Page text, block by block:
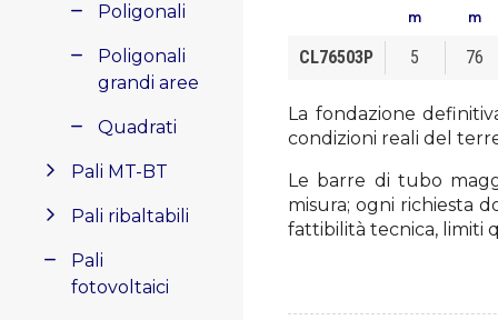
Poligonali
Poligonali
grandi aree
Quadrati
Pali MT-BT
Pali ribaltabili
Pali
fotovoltaici
La fondazione
condizioni reali del
Le barre di tubo
misura; ogni richiesta
fattibilità tecnica, limiti
m m
CL76503P 5 76